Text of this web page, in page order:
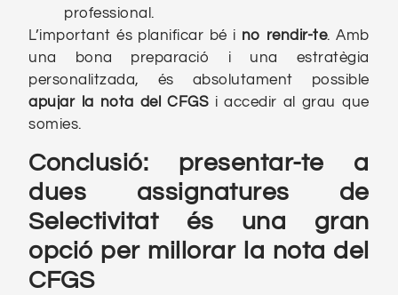
professional.
L’important és planificar bé i no rendir-te. Amb
una bona preparació i una estratègia
personalitzada, és absolutament possible
apujar la nota del CFGSi accedir al grau que
somies.
Conclusió: presentar-te a
dues assignatures de
Selectivitat és una gran
opció per millorar la nota del
CFGS